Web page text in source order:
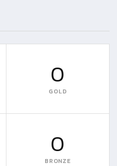
0
GOLD
0
BRONZE